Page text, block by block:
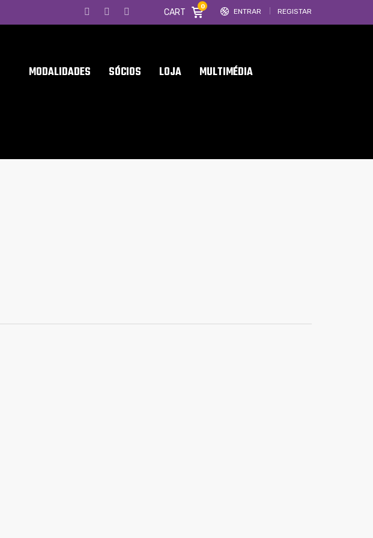
ENTRAR REGISTAR
CART
0
MODALIDADES SÓCIOS LOJA MULTIMÉDIA